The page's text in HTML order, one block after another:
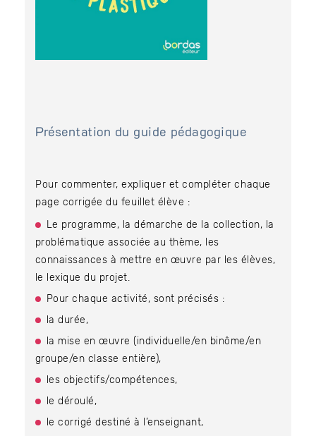
Présentation du guide pédagogique
Pour commenter, expliquer et compléter chaque
page corrigée du feuillet élève :
Le programme, la démarche de la collection, la
problématique associée au thème, les
connaissances à mettre en œuvre par les élèves,
le lexique du projet.
Pour chaque activité, sont précisés :
la durée,
la mise en œuvre (individuelle/en binôme/en
groupe/en classe entière),
les objectifs/compétences,
le déroulé,
le corrigé destiné à l’enseignant,